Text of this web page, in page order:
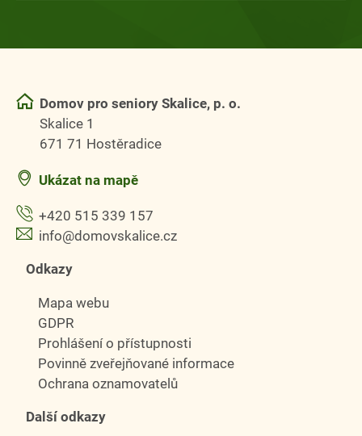
Domov pro seniory Skalice, p. o.
Skalice 1
671 71 Hostěradice
Ukázat na mapě
+420 515 339 157
info@domovskalice.cz
Odkazy
Mapa webu
GDPR
Prohlášení o přístupnosti
Povinně zveřejňované informace
Ochrana oznamovatelů
Další odkazy